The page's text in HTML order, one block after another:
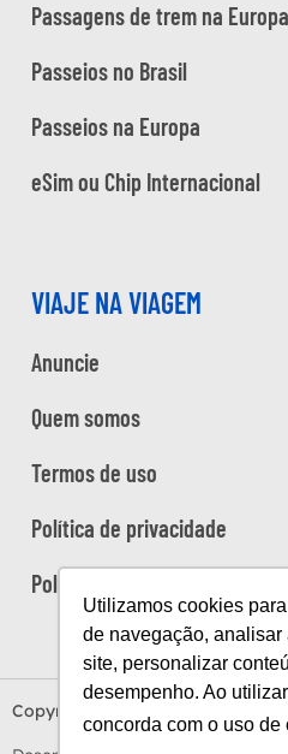
Utilizamos cookies
de navegação,
site, personalizar
desempenho. Ao
concorda com o uso de
Passagens de trem na Europa
Passeios no Brasil
Passeios na Europa
eSim ou Chip Internacional
VIAJE NA VIAGEM
Anuncie
Quem somos
Termos de uso
Política de privacidade
Política de cookies
Copyright Viaje na Viagem © 2026